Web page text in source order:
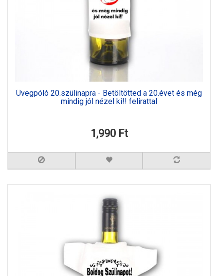
Üvegpóló 20.szülinapra - Betöltötted a 20.évet és még
mindig jól nézel ki!! felirattal
1,990 Ft